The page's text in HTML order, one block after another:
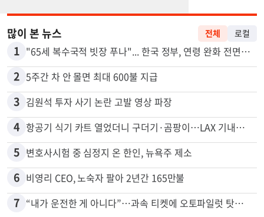
많이 본 뉴스 전체 로컬
1 "65세 복수국적 빗장 푸나"... 한국 정부, 연령 완화 전면 추진
2 5주간 차 안 몰면 최대 600불 지급
3 김원석 투자 사기 논란 고발 영상 파장
4 항공기 식기 카트 열었더니 구더기·곰팡이…LAX 기내식 업체 논란
5 변호사시험 중 심정지 온 한인, 뉴욕주 제소
6 비영리 CEO, 노숙자 팔아 2년간 165만불
7 “내가 운전한 게 아니다”…과속 티켓에 오토파일럿 탓한 운전자